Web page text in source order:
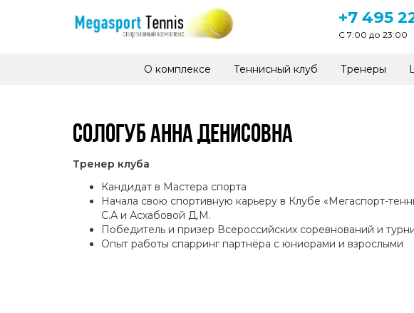
+7 495
C 7:00 до 23:00
О комплексе Теннисный клуб Тренеры
СОЛОГУБ АННА ДЕНИСОВНА
Тренер клуба
Кандидат в Мастера спорта
Начала свою спортивную карьеру в Клубе «Мегаспорт-
С.А и Асхабовой Д.М.
Победитель и призер Всероссийских соревнований и
Опыт работы спарринг партнёра с юниорами и взрослыми